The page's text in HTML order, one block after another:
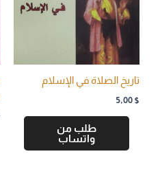
تاريخ الصلاة في الإسلام
5,00 $
طلب من
واتساب